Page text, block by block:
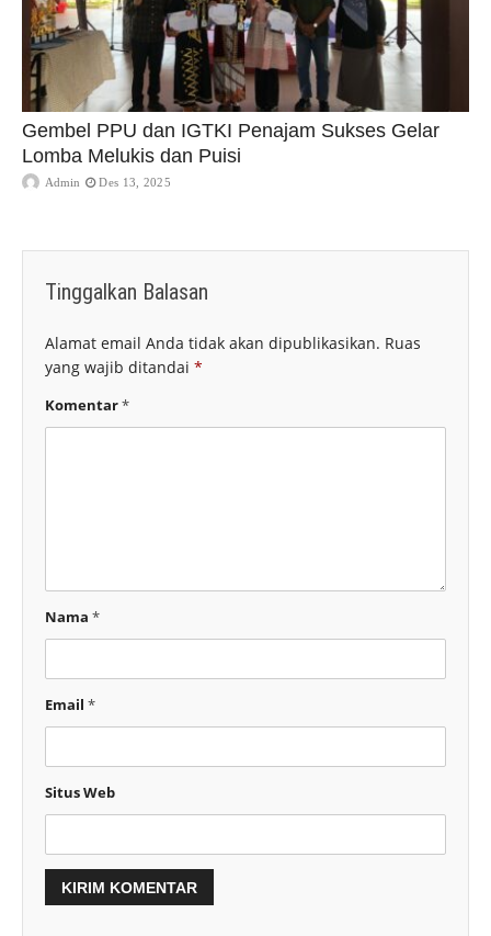
Gembel PPU dan IGTKI Penajam Sukses Gelar
Lomba Melukis dan Puisi
Admin Des 13, 2025
Tinggalkan Balasan
Alamat email Anda tidak akan dipublikasikan. Ruas
yang wajib ditandai *
Komentar*
Nama *
Email *
Situs Web